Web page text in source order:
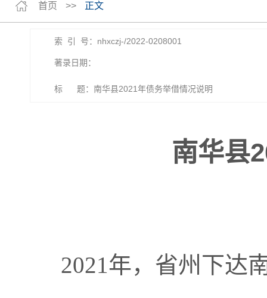
首页 >> 正文
索 引 号：nhxczj-/2022-0208001
著录日期：
标 题：南华县2021年债务举借情况说明
南华县
2021年，省州下达